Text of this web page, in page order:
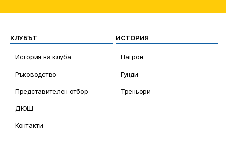
КЛУБЪТ
История на клуба
Ръководство
Представителен отбор
ДЮШ
Контакти
ИСТОРИЯ
Патрон
Гунди
Треньори